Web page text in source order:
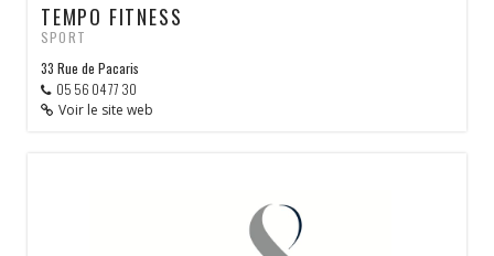
TEMPO FITNESS
SPORT
33 Rue de Pacaris
05 56 04 77 30
Voir le site web